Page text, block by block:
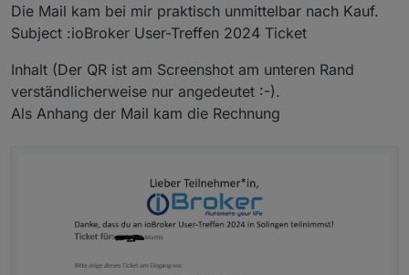
Die Mail kam bei mir praktisch unmittelbar nach Kauf.
Subject :ioBroker User-Treffen 2024 Ticket
Inhalt (Der QR ist am Screenshot am unteren Rand
verständlicherweise nur angedeutet :-).
Als Anhang der Mail kam die Rechnung